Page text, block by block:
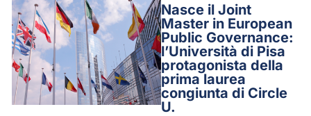
Nasce il Joint
Master in European
Public Governance:
l’Università di Pisa
protagonista della
prima laurea
congiunta di Circle
U.